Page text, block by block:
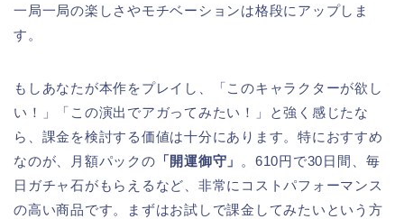
一局一局の楽しさやモチベーションは格段にアップしま
す。
もしあなたが本作をプレイし、「このキャラクターが欲し
い！」「この演出でアガってみたい！」と強く感じたな
ら、課金を検討する価値は十分にあります。特におすすめ
なのが、月額パックの 「開運御守」
。610円で30日間、毎
日ガチャ石がもらえるなど、非常にコストパフォーマンス
の高い商品です。まずはお試しで課金してみたいという方